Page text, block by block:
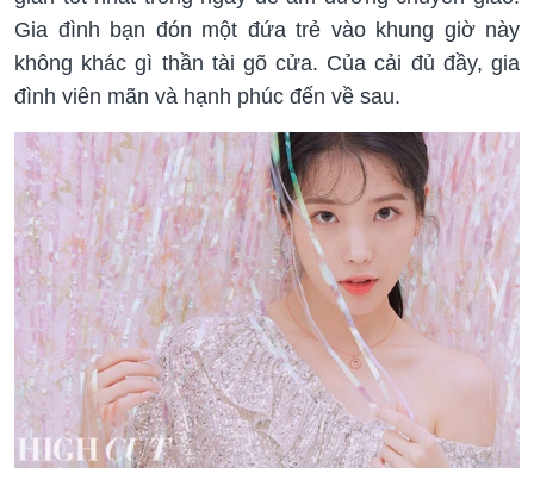
Gia đình bạn đón một đứa trẻ vào khung giờ này
không khác gì thần tài gõ cửa. Của cải đủ đầy, gia
đình viên mãn và hạnh phúc đến về sau.